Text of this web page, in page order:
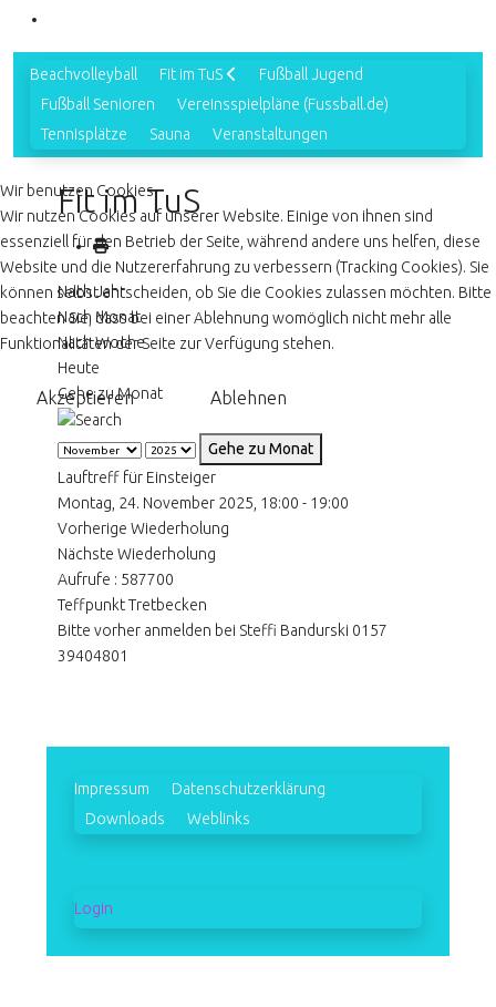
Beachvolleyball Fit im TuS
Fußball Jugend
Fußball Senioren
Vereinsspielpläne (Fussball.de)
Tennisplätze
Sauna Veranstaltungen
Fit im TuS
Nach Jahr
Nach Monat
Nach Woche
Heute
Gehe zu Monat
Gehe zu Monat
Lauftreff für Einsteiger
Montag, 24. November 2025, 18:00 - 19:00
Vorherige Wiederholung
Nächste Wiederholung
Aufrufe : 587700
Teffpunkt Tretbecken
Bitte vorher anmelden bei Steffi Bandurski 0157
39404801
Impressum
Datenschutzerklärung
Downloads
Weblinks
Login
Wir benutzen Cookies
Wir nutzen Cookies auf unserer Website. Einige von ihnen sind
essenziell für den Betrieb der Seite, während andere uns helfen, diese
Website und die Nutzererfahrung zu verbessern (Tracking Cookies). Sie
können selbst entscheiden, ob Sie die Cookies zulassen möchten. Bitte
beachten Sie, dass bei einer Ablehnung womöglich nicht mehr alle
Funktionalitäten der Seite zur Verfügung stehen.
Akzeptieren Ablehnen